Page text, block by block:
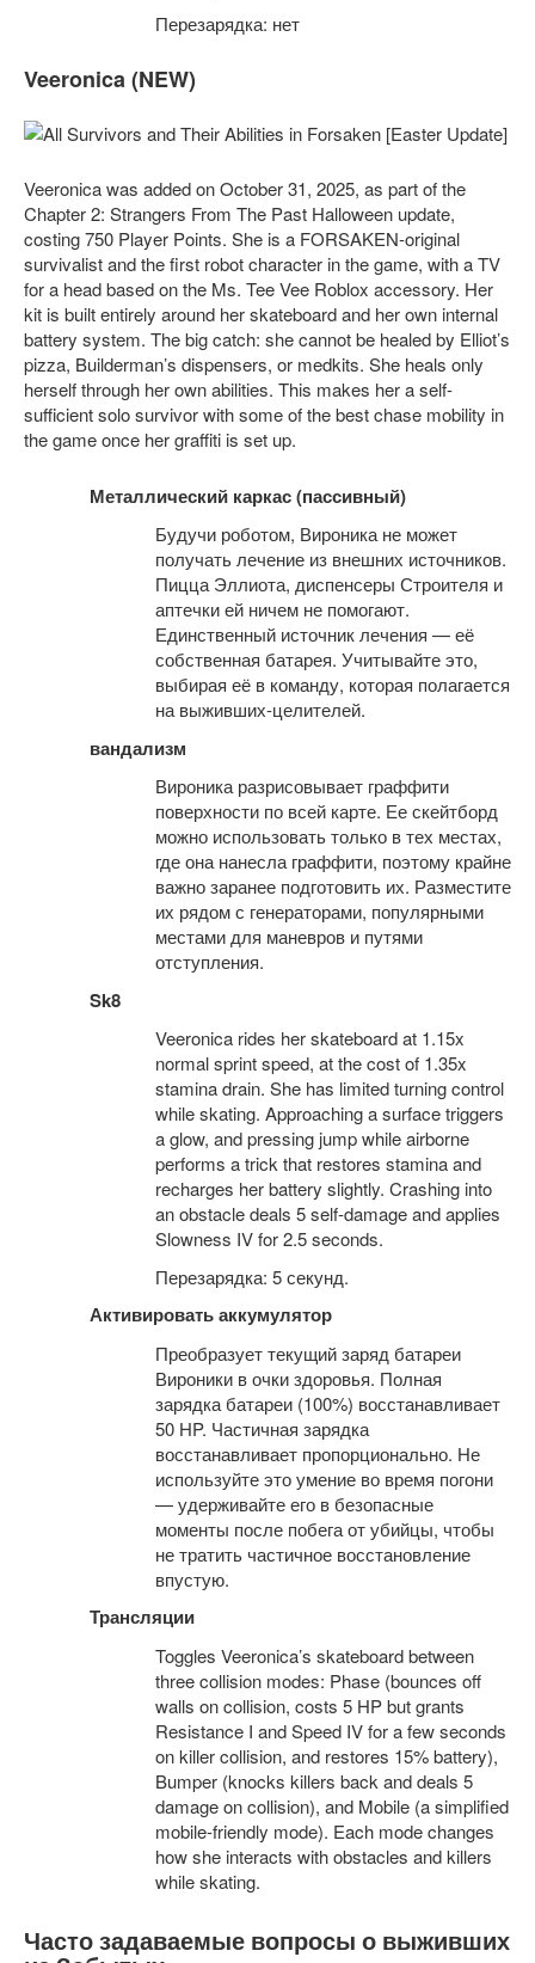
Перезарядка: нет
Veeronica (NEW)
Veeronica was added on October 31, 2025, as part of the
Chapter 2: Strangers From The Past Halloween update,
costing 750 Player Points. She is a FORSAKEN-original
survivalist and the first robot character in the game, with a TV
for a head based on the Ms. Tee Vee Roblox accessory. Her
kit is built entirely around her skateboard and her own internal
battery system. The big catch: she cannot be healed by Elliot’s
pizza, Builderman’s dispensers, or medkits. She heals only
herself through her own abilities. This makes her a self-
sufficient solo survivor with some of the best chase mobility in
the game once her graffiti is set up.
Металлический каркас (пассивный)
Будучи роботом, Вироника не может
получать лечение из внешних источников.
Пицца Эллиота, диспенсеры Строителя и
аптечки ей ничем не помогают.
Единственный источник лечения — её
собственная батарея. Учитывайте это,
выбирая её в команду, которая полагается
на выживших-целителей.
вандализм
Вироника разрисовывает граффити
поверхности по всей карте. Ее скейтборд
можно использовать только в тех местах,
где она нанесла граффити, поэтому крайне
важно заранее подготовить их. Разместите
их рядом с генераторами, популярными
местами для маневров и путями
отступления.
Sk8
Veeronica rides her skateboard at 1.15x
normal sprint speed, at the cost of 1.35x
stamina drain. She has limited turning control
while skating. Approaching a surface triggers
a glow, and pressing jump while airborne
performs a trick that restores stamina and
recharges her battery slightly. Crashing into
an obstacle deals 5 self-damage and applies
Slowness IV for 2.5 seconds.
Перезарядка: 5 секунд.
Активировать аккумулятор
Преобразует текущий заряд батареи
Вироники в очки здоровья. Полная
зарядка батареи (100%) восстанавливает
50 HP. Частичная зарядка
восстанавливает пропорционально. Не
используйте это умение во время погони
— удерживайте его в безопасные
моменты после побега от убийцы, чтобы
не тратить частичное восстановление
впустую.
Трансляции
Toggles Veeronica’s skateboard between
three collision modes: Phase (bounces off
walls on collision, costs 5 HP but grants
Resistance I and Speed IV for a few seconds
on killer collision, and restores 15% battery),
Bumper (knocks killers back and deals 5
damage on collision), and Mobile (a simplified
mobile-friendly mode). Each mode changes
how she interacts with obstacles and killers
while skating.
Часто задаваемые вопросы о выживших